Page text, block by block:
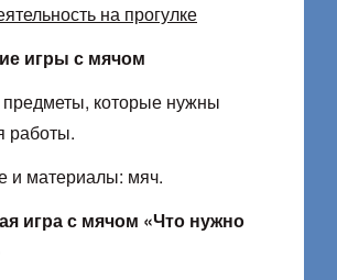
на прогулке
игры с мячом
предметы, которые нужны
работы.
и материалы: мяч.
игра с мячом «Что нужно